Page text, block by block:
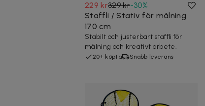
229 kr329 kr-30%
Staffli / Stativ för målning
170 cm
Stabilt och justerbart staffli för
målning och kreativt arbete.
20+ köpta Snabb leverans